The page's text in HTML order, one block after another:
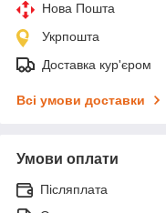
Нова Пошта
Укрпошта
Доставка кур'єром
Всі умови доставки
Умови оплати
Післяплата